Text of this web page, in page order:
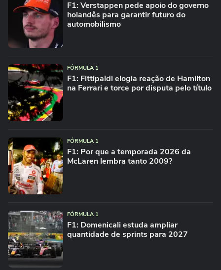
F1: Verstappen pede apoio do governo
holandês para garantir futuro do
automobilismo
FÓRMULA 1
F1: Fittipaldi elogia reação de Hamilton
na Ferrari e torce por disputa pelo título
FÓRMULA 1
F1: Por que a temporada 2026 da
McLaren lembra tanto 2009?
FÓRMULA 1
F1: Domenicali estuda ampliar
quantidade de sprints para 2027